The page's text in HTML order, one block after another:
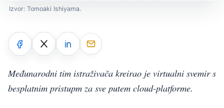
Izvor: Tomoaki Ishiyama.
Međunarodni tim istraživača kreirao je virtualni svemir s
besplatnim pristupm za sve putem cloud-platforme.